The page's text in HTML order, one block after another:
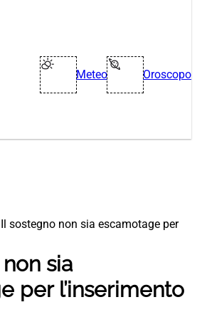
Meteo Oroscopo
Il sostegno non sia escamotage per
sia
per l’inserimento